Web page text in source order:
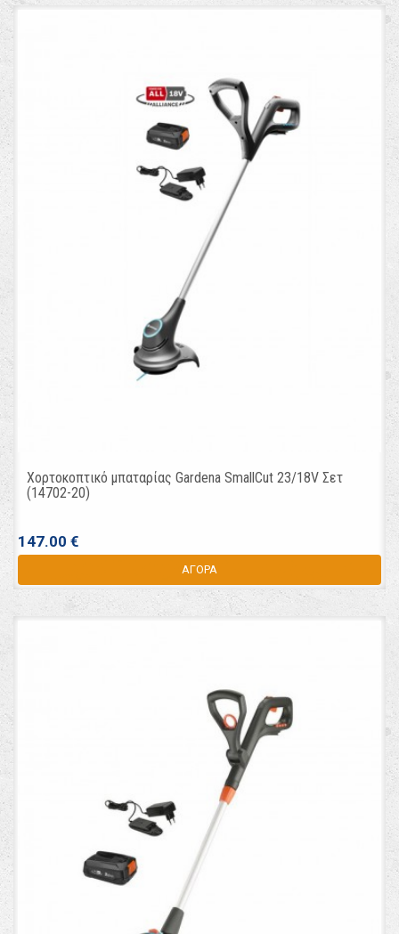
Χορτοκοπτικό μπαταρίας Gardena SmallCut 23/18V Σετ
(14702-20)
147.00 €
ΑΓΟΡΑ